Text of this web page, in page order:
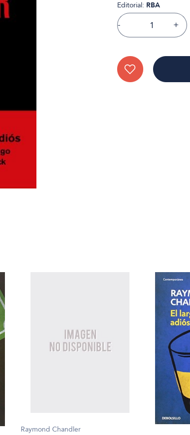
Editorial: RBA
- +
Raymond Chandler